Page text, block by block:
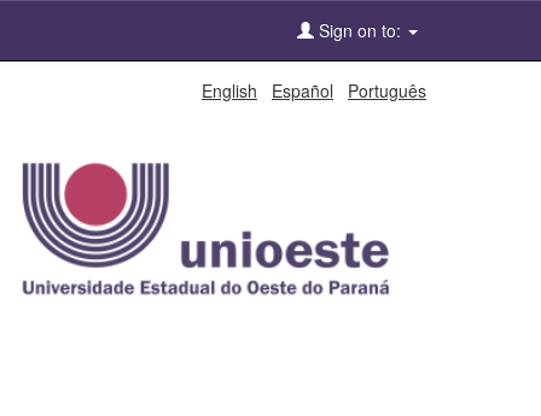
Sign on to:
English Español Português